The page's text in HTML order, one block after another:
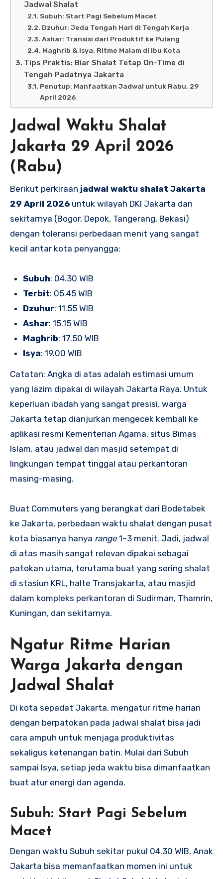
Jadwal Shalat
Subuh: Start Pagi Sebelum Macet
Dzuhur: Jeda Tengah Hari di Tengah Kerja
Ashar: Transisi dari Produktif ke Pulang
Maghrib & Isya: Ritme Malam di Ibu Kota
Tips Praktis: Biar Shalat Tetap On-Time di
Tengah Padatnya Jakarta
Penutup: Manfaatkan Jadwal untuk Rabu, 29
April 2026
Jadwal Waktu Shalat
Jakarta 29 April 2026
(Rabu)
Berikut perkiraan jadwal waktu shalat Jakarta
29 April 2026 untuk wilayah DKI Jakarta dan
sekitarnya (Bogor, Depok, Tangerang, Bekasi)
dengan toleransi perbedaan menit yang sangat
kecil antar kota penyangga:
Subuh: 04.30 WIB
Terbit: 05.45 WIB
Dzuhur: 11.55 WIB
Ashar: 15.15 WIB
Maghrib: 17.50 WIB
Isya: 19.00 WIB
Catatan: Angka di atas adalah estimasi umum
yang lazim dipakai di wilayah Jakarta Raya. Untuk
keperluan ibadah yang sangat presisi, warga
Jakarta tetap dianjurkan mengecek kembali ke
aplikasi resmi Kementerian Agama, situs Bimas
Islam, atau jadwal dari masjid setempat di
lingkungan tempat tinggal atau perkantoran
masing-masing.
Buat Commuters yang berangkat dari Bodetabek
ke Jakarta, perbedaan waktu shalat dengan pusat
kota biasanya hanya range 1–3 menit. Jadi, jadwal
di atas masih sangat relevan dipakai sebagai
patokan utama, terutama buat yang sering shalat
di stasiun KRL, halte Transjakarta, atau masjid
dalam kompleks perkantoran di Sudirman, Thamrin,
Kuningan, dan sekitarnya.
Ngatur Ritme Harian
Warga Jakarta dengan
Jadwal Shalat
Di kota sepadat Jakarta, mengatur ritme harian
dengan berpatokan pada jadwal shalat bisa jadi
cara ampuh untuk menjaga produktivitas
sekaligus ketenangan batin. Mulai dari Subuh
sampai Isya, setiap jeda waktu bisa dimanfaatkan
buat atur energi dan agenda.
Subuh: Start Pagi Sebelum
Macet
Dengan waktu Subuh sekitar pukul 04.30 WIB, Anak
Jakarta bisa memanfaatkan momen ini untuk